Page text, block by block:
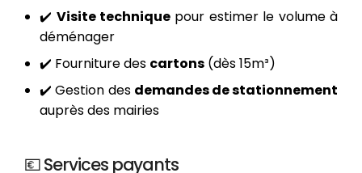
✔️ Visite technique pour estimer le volume à
déménager
✔️ Fourniture des cartons (dès 15m³)
✔️ Gestion des demandes de stationnement
auprès des mairies
💶 Services payants